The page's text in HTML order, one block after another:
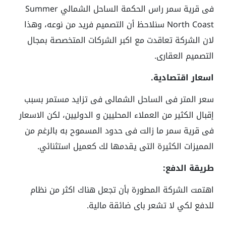
فى قرية سمر راس الحكمة الساحل الشمالي Summer
North Coast سنلاحظ أن التصميم فريد من نوعه، وهذا
لان الشركة تعاقدت مع اكبر الشركات المتخصصة بمجال
التصميم العقارى.
اسعار اقتصادية.
سعر المتر فى الساحل الشمالى فى تزايد مستمر بسبب
إقبال الكثير من العملاء المحليين و الدوليين، لكن الاسعار
فى قرية سمر ما زالت فى حدود المسموح به بالرغم من
المميزات الكثيرة التى يقدمها لك كعميل استثنائي.
طريقة الدفع:
اهتمت الشركة المطورة بأن تجعل هناك اكثر من نظام
للدفع لكي لا تشعر باى ضائقة مالية.